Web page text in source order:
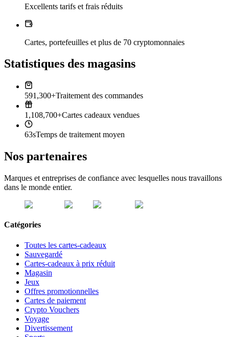
Excellents tarifs et frais réduits
Cartes, portefeuilles et plus de 70 cryptomonnaies
Statistiques des magasins
591,300+Traitement des commandes
1,108,700+Cartes cadeaux vendues
63sTemps de traitement moyen
Nos partenaires
Marques et entreprises de confiance avec lesquelles nous travaillons
dans le monde entier.
Catégories
Toutes les cartes-cadeaux
Sauvegardé
Cartes-cadeaux à prix réduit
Magasin
Jeux
Offres promotionnelles
Cartes de paiement
Crypto Vouchers
Voyage
Divertissement